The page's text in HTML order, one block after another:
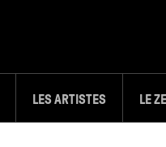
LES ARTISTES LE